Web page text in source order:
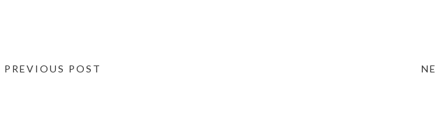
PREVIOUS POST